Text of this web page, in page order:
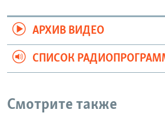
АРХИВ ВИДЕО
СПИСОК
Смотрите также